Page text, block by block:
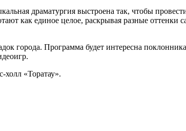
драматургия выстроена так, чтобы
как единое целое, раскрывая разные оттенки
города. Программа будет интересна
холл «Торатау».